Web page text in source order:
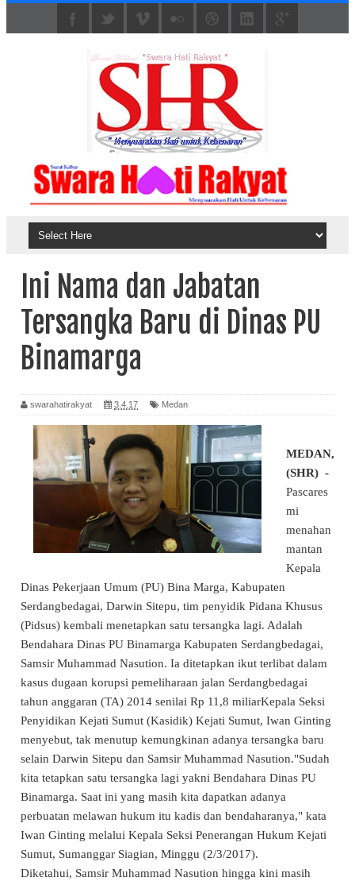
Ini Nama dan Jabatan
Tersangka Baru di Dinas PU
Binamarga
swarahatirakyat 3.4.17 Medan
MEDAN,
(SHR) -
Pascares
mi
menahan
mantan
Kepala
Dinas Pekerjaan Umum (PU) Bina Marga, Kabupaten
Serdangbedagai, Darwin Sitepu, tim penyidik Pidana Khusus
(Pidsus) kembali menetapkan satu tersangka lagi. Adalah
Bendahara Dinas PU Binamarga Kabupaten Serdangbedagai,
Samsir Muhammad Nasution. Ia ditetapkan ikut terlibat dalam
kasus dugaan korupsi pemeliharaan jalan Serdangbedagai
tahun anggaran (TA) 2014 senilai Rp 11,8 miliarKepala Seksi
Penyidikan Kejati Sumut (Kasidik) Kejati Sumut, Iwan Ginting
menyebut, tak menutup kemungkinan adanya tersangka baru
selain Darwin Sitepu dan Samsir Muhammad Nasution."Sudah
kita tetapkan satu tersangka lagi yakni Bendahara Dinas PU
Binamarga. Saat ini yang masih kita dapatkan adanya
perbuatan melawan hukum itu kadis dan bendaharanya," kata
Iwan Ginting melalui Kepala Seksi Penerangan Hukum Kejati
Sumut, Sumanggar Siagian, Minggu (2/3/2017).
Diketahui, Samsir Muhammad Nasution hingga kini masih